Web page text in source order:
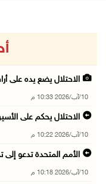
الاحتلال يضع يده على
10/آب/2026 10:33 م
الاحتلال يحكم على
10/آب/2026 10:22 م
الأمم المتحدة تدعو
10/آب/2026 10:18 م